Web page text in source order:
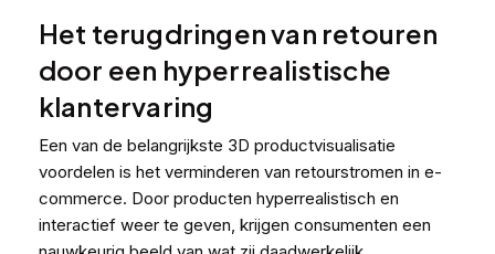
Het terugdringen van retouren
door een hyperrealistische
klantervaring
Een van de belangrijkste 3D productvisualisatie
voordelen is het verminderen van retourstromen in e-
commerce. Door producten hyperrealistisch en
interactief weer te geven, krijgen consumenten een